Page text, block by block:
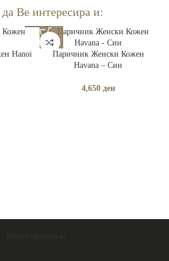
Ве интересира и:
Hanoi
Паричник Женски Кожен
Havana – Син
4,650 ден